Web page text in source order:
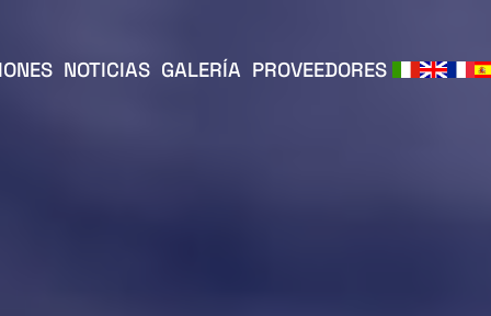
NOTICIAS GALERÍA PROVEEDORES